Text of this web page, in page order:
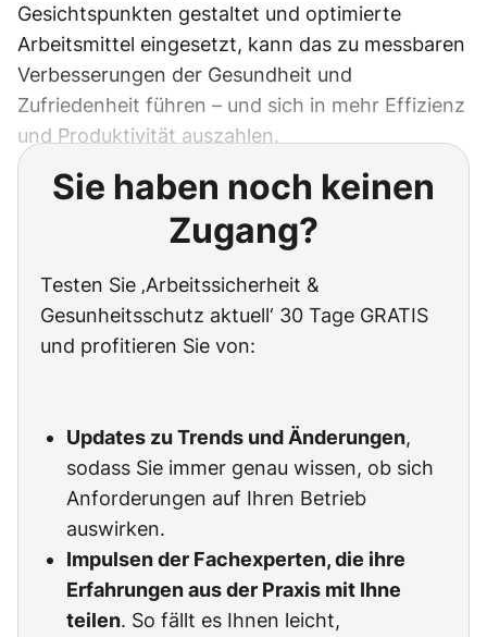
Gesichtspunkten gestaltet und optimierte
Arbeitsmittel eingesetzt, kann das zu messbaren
Verbesserungen der Gesundheit und
Zufriedenheit führen – und sich in mehr Effizienz
und Produktivität auszahlen.
Sie haben noch keinen
Zugang?
Testen Sie ‚Arbeitssicherheit &
Gesunheitsschutz aktuell‘ 30 Tage GRATIS
und profitieren Sie von:
Updates zu Trends und Änderungen,
sodass Sie immer genau wissen, ob sich
Anforderungen auf Ihren Betrieb
auswirken.
Impulsen der Fachexperten, die ihre
Erfahrungen aus der Praxis mit Ihne
teilen. So fällt es Ihnen leicht,